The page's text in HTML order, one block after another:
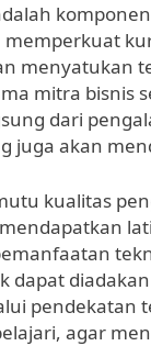
menyatukan
mitra bisnis
dari
juga akan
kualitas
dapat
pendekatan
agar